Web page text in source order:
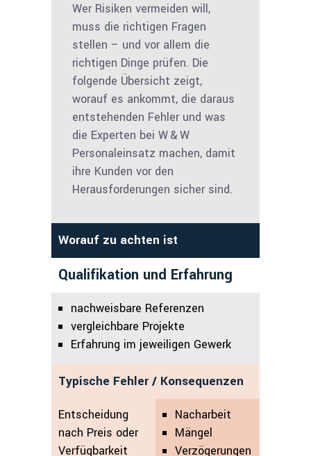
Wer Risiken vermeiden will,
muss die richtigen Fragen
stellen – und vor allem die
richtigen Dinge prüfen. Die
folgende Übersicht zeigt,
worauf es ankommt, die daraus
entstehenden Fehler und was
die Experten bei W & W
Personaleinsatz machen, damit
ihre Kunden vor den
Herausforderungen sicher sind.
Worauf zu achten ist
Qualifikation und Erfahrung
nachweisbare Referenzen
vergleichbare Projekte
Erfahrung im jeweiligen Gewerk
Typische Fehler / Konsequenzen
Entscheidung
nach Preis oder
Verfügbarkeit
Nacharbeit
Mängel
Verzögerungen